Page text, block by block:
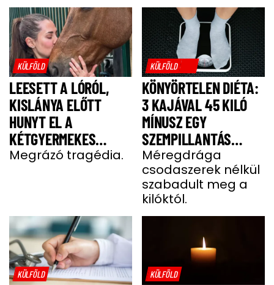
KÜLFÖLD
LEESETT A LÓRÓL,
KISLÁNYA ELŐTT
HUNYT EL A
KÉTGYERMEKES
DONATELLA
Megrázó tragédia.
KÜLFÖLD
KÖNYÖRTELEN DIÉTA:
3 KAJÁVAL 45 KILÓ
MÍNUSZ EGY
SZEMPILLANTÁS
ALATT
Méregdrága
csodaszerek nélkül
szabadult meg a
kilóktól.
KÜLFÖLD KÜLFÖLD